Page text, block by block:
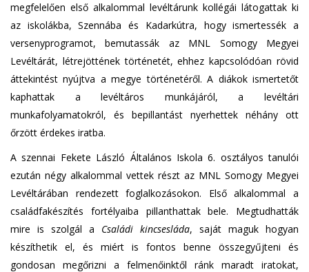
megfelelően első alkalommal levéltárunk kollégái látogattak ki
az iskolákba, Szennába és Kadarkútra, hogy ismertessék a
versenyprogramot, bemutassák az MNL Somogy Megyei
Levéltárát, létrejöttének történetét, ehhez kapcsolódóan rövid
áttekintést nyújtva a megye történetéről. A diákok ismertetőt
kaphattak a levéltáros munkájáról, a levéltári
munkafolyamatokról, és bepillantást nyerhettek néhány ott
őrzött érdekes iratba.
A szennai Fekete László Általános Iskola 6. osztályos tanulói
ezután négy alkalommal vettek részt az MNL Somogy Megyei
Levéltárában rendezett foglalkozásokon. Első alkalommal a
családfakészítés fortélyaiba pillanthattak bele. Megtudhatták
mire is szolgál a Családi kincsesláda, saját maguk hogyan
készíthetik el, és miért is fontos benne összegyűjteni és
gondosan megőrizni a felmenőinktől ránk maradt iratokat,